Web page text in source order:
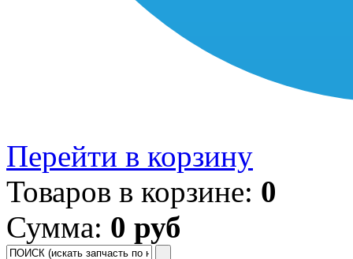
Перейти в корзину
Товаров в корзине: 0
Сумма: 0 руб